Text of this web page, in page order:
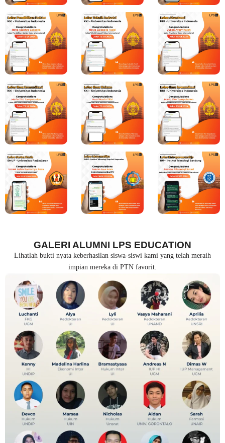
GALERI ALUMNI LPS EDUCATION
Lihatlah bukti nyata keberhasilan siswa-siswi kami yang telah meraih
impian mereka di PTN favorit.